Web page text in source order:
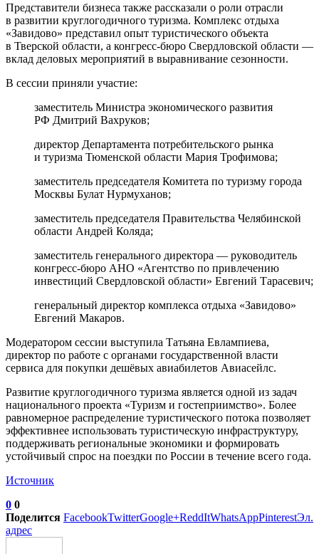
Представители бизнеса также рассказали о роли отрасли
в развитии круглогодичного туризма. Комплекс отдыха
«Завидово» представил опыт туристического объекта
в Тверской области, а конгресс-бюро Свердловской области —
вклад деловых мероприятий в выравнивание сезонности.
В сессии приняли участие:
заместитель Министра экономического развития
РФ Дмитрий Вахруков;
директор Департамента потребительского рынка
и туризма Тюменской области Мария Трофимова;
заместитель председателя Комитета по туризму города
Москвы Булат Нурмуханов;
заместитель председателя Правительства Челябинской
области Андрей Коляда;
заместитель генерального директора — руководитель
конгресс-бюро АНО «Агентство по привлечению
инвестиций Свердловской области» Евгений Тарасевич;
генеральный директор комплекса отдыха «Завидово»
Евгений Макаров.
Модератором сессии выступила Татьяна Евлампиева,
директор по работе с органами государственной власти
сервиса для покупки дешёвых авиабилетов Авиасейлс.
Развитие круглогодичного туризма является одной из задач
национального проекта «Туризм и гостеприимство». Более
равномерное распределение туристического потока позволяет
эффективнее использовать туристическую инфраструктуру,
поддерживать региональные экономики и формировать
устойчивый спрос на поездки по России в течение всего года.
Источник
0 0
Поделится FacebookTwitterGoogle+ReddItWhatsAppPinterestЭл.
адрес